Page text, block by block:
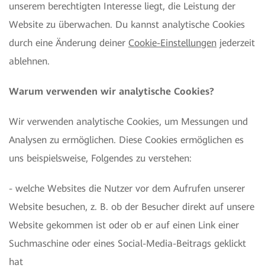
unserem berechtigten Interesse liegt, die Leistung der
Website zu überwachen. Du kannst analytische Cookies
durch eine Änderung deiner Cookie-Einstellungen jederzeit
ablehnen.
Warum verwenden wir analytische Cookies?
Wir verwenden analytische Cookies, um Messungen und
Analysen zu ermöglichen. Diese Cookies ermöglichen es
uns beispielsweise, Folgendes zu verstehen:
- welche Websites die Nutzer vor dem Aufrufen unserer
Website besuchen, z. B. ob der Besucher direkt auf unsere
Website gekommen ist oder ob er auf einen Link einer
Suchmaschine oder eines Social-Media-Beitrags geklickt
hat